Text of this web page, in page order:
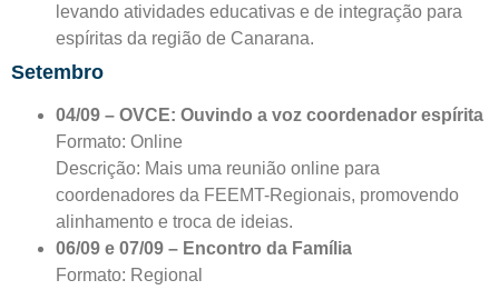
levando atividades educativas e de integração para
espíritas da região de Canarana.
Setembro
04/09 – OVCE: Ouvindo a voz coordenador espírita
Formato: Online
Descrição: Mais uma reunião online para
coordenadores da FEEMT-Regionais, promovendo
alinhamento e troca de ideias.
06/09 e 07/09 – Encontro da Família
Formato: Regional